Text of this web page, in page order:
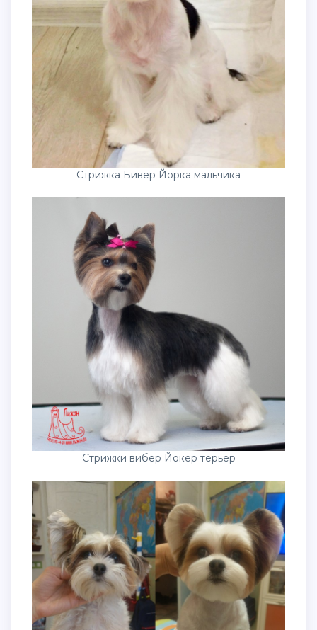
Стрижка Бивер Йорка мальчика
Стрижки вибер Йокер терьер